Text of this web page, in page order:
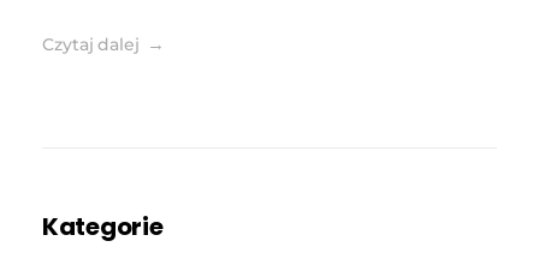
Czytaj dalej
Kategorie